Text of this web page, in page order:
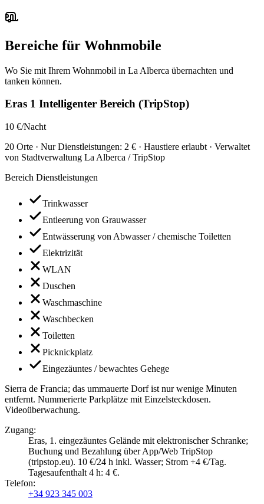
Bereiche für Wohnmobile
Wo Sie mit Ihrem Wohnmobil in La Alberca übernachten und
tanken können.
Eras 1 Intelligenter Bereich (TripStop)
10 €/Nacht
20 Orte · Nur Dienstleistungen: 2 € · Haustiere erlaubt · Verwaltet
von Stadtverwaltung La Alberca / TripStop
Bereich Dienstleistungen
Trinkwasser
Entleerung von Grauwasser
Entwässerung von Abwasser / chemische Toiletten
Elektrizität
WLAN
Duschen
Waschmaschine
Waschbecken
Toiletten
Picknickplatz
Eingezäuntes / bewachtes Gehege
Sierra de Francia; das ummauerte Dorf ist nur wenige Minuten
entfernt. Nummerierte Parkplätze mit Einzelsteckdosen.
Videoüberwachung.
Zugang:
Eras, 1. eingezäuntes Gelände mit elektronischer Schranke;
Buchung und Bezahlung über App/Web TripStop
(tripstop.eu). 10 €/24 h inkl. Wasser; Strom +4 €/Tag.
Tagesaufenthalt 4 h: 4 €.
Telefon:
+34 923 345 003